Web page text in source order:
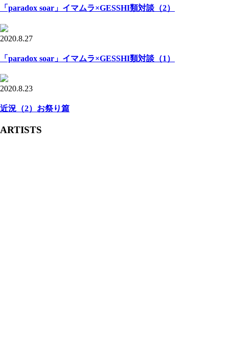
「paradox soar」イマムラ×GESSHI類対談（2）
2020.8.27
「paradox soar」イマムラ×GESSHI類対談（1）
2020.8.23
近況（2）お祭り篇
ARTISTS